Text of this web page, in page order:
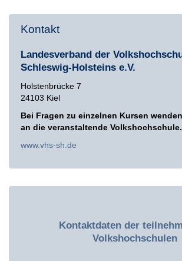
Kontakt
Landesverband der
Schleswig-Holsteins e.V.
Holstenbrücke 7
24103 Kiel
Bei Fragen zu einzelnen Kursen
an die veranstaltende Volkshochschule.
www.vhs-sh.de
Kontaktdaten der
Volkshochschulen